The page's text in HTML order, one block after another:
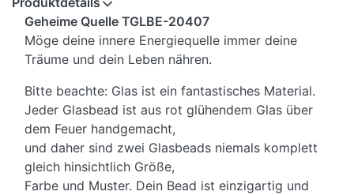
Geheime Quelle TGLBE-20407
Möge deine innere Energiequelle immer deine
Träume und dein Leben nähren.
Bitte beachte: Glas ist ein fantastisches Material.
Jeder Glasbead ist aus rot glühendem Glas über
dem Feuer handgemacht,
und daher sind zwei Glasbeads niemals komplett
gleich hinsichtlich Größe,
Farbe und Muster. Dein Bead ist einzigartig und